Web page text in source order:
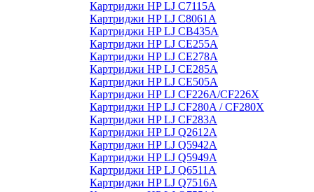
Картриджи HP LJ C7115A
Картриджи HP LJ C8061А
Картриджи HP LJ CB435A
Картриджи HP LJ CE255A
Картриджи HP LJ CE278A
Картриджи HP LJ CE285A
Картриджи HP LJ CE505A
Картриджи HP LJ CF226A/CF226X
Картриджи HP LJ CF280A / CF280X
Картриджи HP LJ CF283A
Картриджи HP LJ Q2612A
Картриджи HP LJ Q5942A
Картриджи HP LJ Q5949А
Картриджи HP LJ Q6511A
Картриджи HP LJ Q7516A